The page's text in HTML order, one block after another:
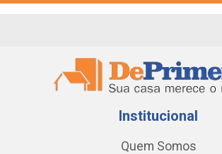
Institucional
Quem Somos